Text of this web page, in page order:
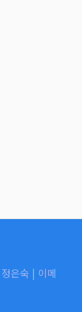
은숙 | 이메